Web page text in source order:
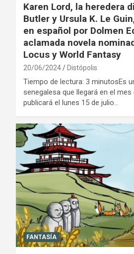
Karen Lord, la heredera
Butler y Ursula K. Le
en español por Dolmen
aclamada novela
Locus y World Fantasy
20/06/2024 Distópolis
Tiempo de lectura: 3 minutosEs
senegalesa que llegará en el
publicará el lunes 15 de julio…
FANTASÍA